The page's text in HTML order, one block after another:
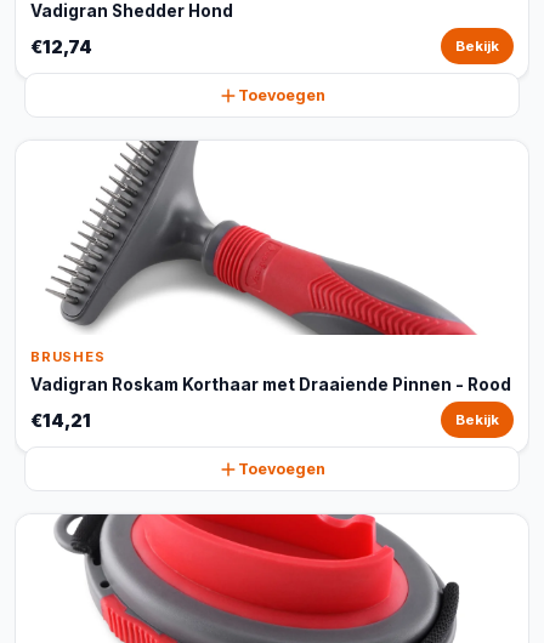
Vadigran Shedder Hond
€12,74 Bekijk
Toevoegen
BRUSHES
Vadigran Roskam Korthaar met Draaiende Pinnen - Rood
€14,21 Bekijk
Toevoegen